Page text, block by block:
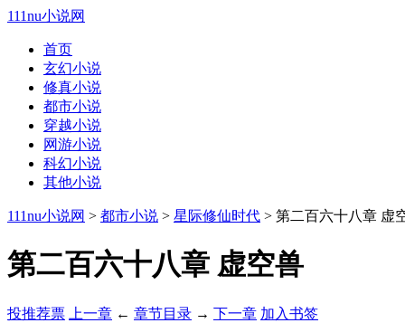
111nu小说网
首页
玄幻小说
修真小说
都市小说
穿越小说
网游小说
科幻小说
其他小说
111nu小说网 > 都市小说 > 星际修仙时代 > 第二百六十八章 虚
第二百六十八章 虚空兽
投推荐票 上一章 ← 章节目录 → 下一章 加入书签